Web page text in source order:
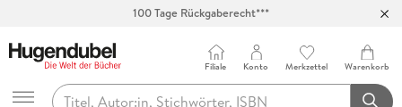
Hugendubel
Filiale Konto Merkzettel Warenkorb